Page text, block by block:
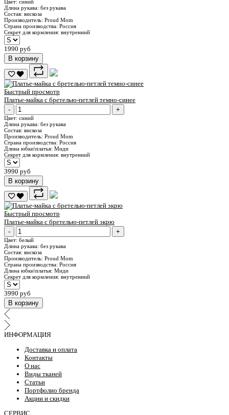
Цвет: синий
Длина рукава: без рукава
Состав: вискоза
Производитель: Proud Mom
Страна производства: Россия
Секрет для кормления: внутренний
1990 руб
В корзину
Быстрый просмотр
Платье-майка с бретелью-петлей темно-синее
-
+
Цвет: синий
Длина рукава: без рукава
Состав: вискоза
Производитель: Proud Mom
Страна производства: Россия
Длина юбки\платья: Миди
Секрет для кормления: внутренний
3990 руб
В корзину
Быстрый просмотр
Платье-майка с бретелью-петлей экрю
-
+
Цвет: белый
Длина рукава: без рукава
Состав: вискоза
Производитель: Proud Mom
Страна производства: Россия
Длина юбки\платья: Миди
Секрет для кормления: внутренний
3990 руб
В корзину
ИНФОРМАЦИЯ
Доставка и оплата
Контакты
О нас
Виды тканей
Статьи
Портфолио бренда
Акции и скидки
СЕРВИС